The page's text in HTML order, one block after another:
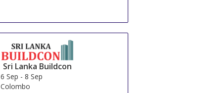
Sri Lanka Buildcon
6 Sep -8 Sep
Colombo